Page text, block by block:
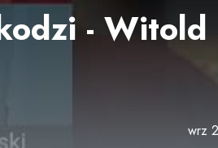
- Witold
wrz